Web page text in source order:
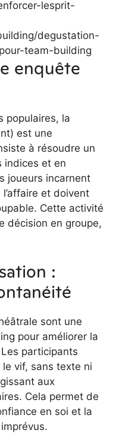
lesprit-
degustation-
team-building
enquête
populaires, la
est une
à résoudre un
indices et en
joueurs incarnent
et doivent
Cette activité
décision en groupe,
:
sont une
pour améliorer la
participants
vif, sans texte ni
aux
Cela permet de
en soi et la